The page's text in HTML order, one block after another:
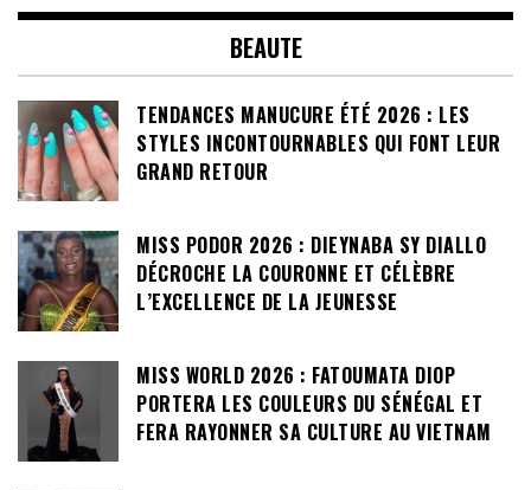
BEAUTE
TENDANCES MANUCURE ÉTÉ 2026 : LES
STYLES INCONTOURNABLES QUI FONT LEUR
GRAND RETOUR
MISS PODOR 2026 : DIEYNABA SY DIALLO
DÉCROCHE LA COURONNE ET CÉLÈBRE
L’EXCELLENCE DE LA JEUNESSE
MISS WORLD 2026 : FATOUMATA DIOP
PORTERA LES COULEURS DU SÉNÉGAL ET
FERA RAYONNER SA CULTURE AU VIETNAM